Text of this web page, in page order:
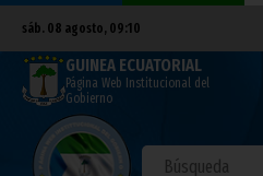
sáb. 08 agosto, 09:10
GUINEA ECUATORIAL
Página Web Institucional del
Gobierno